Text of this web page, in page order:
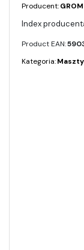
Producent:
Product EAN:
Kategoria: